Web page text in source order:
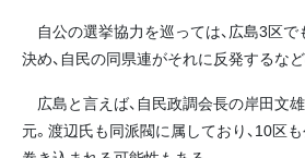
自公の選挙協力を巡っては、広島3区
決め、自民の同県連がそれに反発するな
広島と言えば、自民政調会長の岸田文
元。渡辺氏も同派閥に属しており、10区